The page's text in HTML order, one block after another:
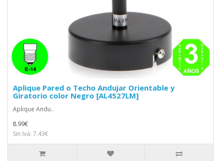
Aplique Pared o Techo Andujar Orientable y
Giratorio color Negro [AL4527LM]
Aplique Andu..
8.99€
Sin Iva: 7.43€